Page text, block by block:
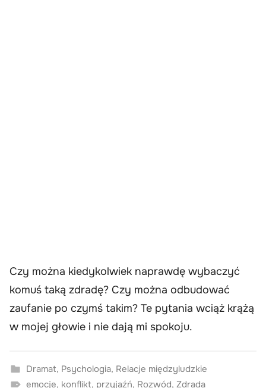
Czy można kiedykolwiek naprawdę wybaczyć
komuś taką zdradę? Czy można odbudować
zaufanie po czymś takim? Te pytania wciąż krążą
w mojej głowie i nie dają mi spokoju.
Dramat, Psychologia, Relacje międzyludzkie
emocje, konflikt, przyjaźń, Rozwód, Zdrada